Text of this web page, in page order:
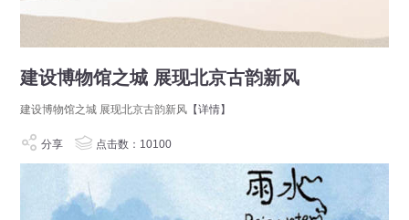
建设博物馆之城 展现北京古韵新风
建设博物馆之城 展现北京古韵新风【详情】
分享 点击数：10100